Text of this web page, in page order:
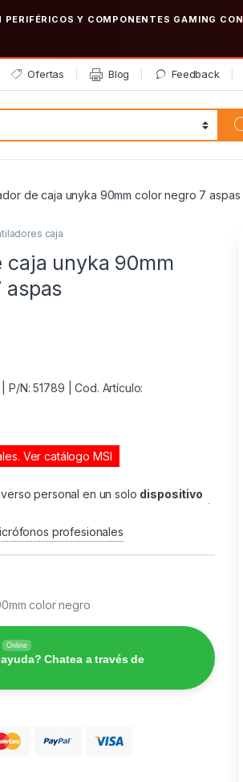
Y COMPONENTES GAMING CON
Ofertas Blog Feedback
de caja unyka 90mm color negro 7 aspas
caja
caja unyka 90mm
aspas
N: 51789 | Cod. Artículo:
Ver catálogo MSI
personal en un solo dispositivo
profesionales
color negro
Online
Chatea a través de